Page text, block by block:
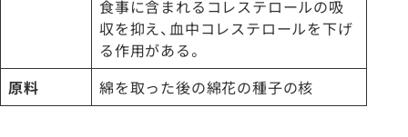
食事に含まれるコレステロールの吸
収を抑え、血中コレステロールを下げ
る作用がある。
原料
綿を取った後の綿花の種子の核